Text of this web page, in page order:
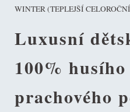
FACEBOOK INSTAGRAM
WINTER (TEPLEJŠÍ
Luxusní
100%
prachového